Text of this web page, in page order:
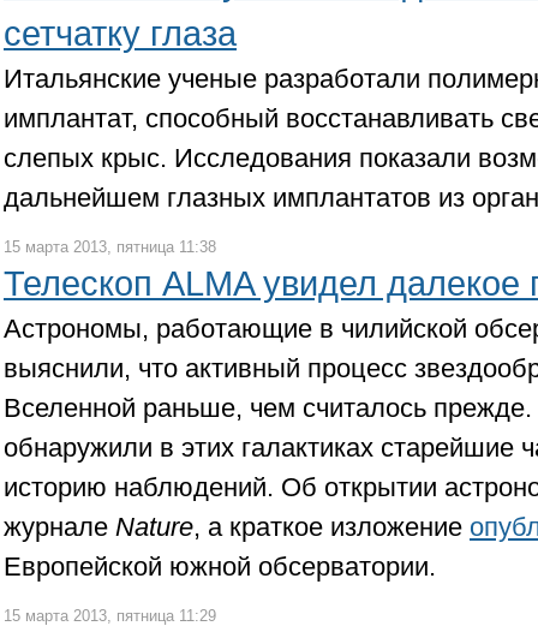
сетчатку глаза
Итальянские ученые разработали
имплантат, способный восстанавливать
слепых крыс. Исследования показали
дальнейшем глазных имплантатов из
15 марта 2013, пятница 11:38
Телескоп ALMA увидел далекое
Астрономы, работающие в чилийской
выяснили, что активный процесс
Вселенной раньше, чем считалось
обнаружили в этих галактиках старейшие
историю наблюдений. Об открытии
журнале Nature, а краткое изложение
Европейской южной обсерватории.
15 марта 2013, пятница 11:29